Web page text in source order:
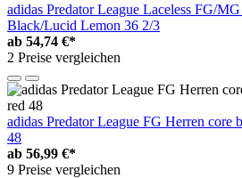
adidas Predator League Laceless FG/
Black/Lucid Lemon 36 2/3
ab 54,74 €*
2 Preise vergleichen
adidas Predator League FG Herren
48
ab 56,99 €*
9 Preise vergleichen